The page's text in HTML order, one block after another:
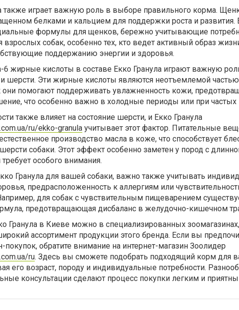
также играет важную роль в выборе правильного корма.
белками и кальцием для поддержки роста и развития.
формулы для щенков, бережно учитывающие
собак, особенно тех, кто ведет активный образ
поддержанию энергии и здоровья.
6 жирные кислоты в составе Екко Гранула играют важную
шерсти. Эти жирные кислоты являются неотъемлемой
они помогают поддерживать увлажненность кожи,
что особенно важно в холодные периоды или при частых
также влияет на состояние шерсти, и Екко Гранула
ru/ekko-granula учитывает этот фактор. Питательные
производство масла в коже, что способствует
собаки. Этот эффект особенно заметен у пород с
требует особого внимания.
Гранула для вашей собаки, важно также учитывать
предрасположенность к аллергиям или
для собак с чувствительным пищеварением
предотвращающая дисбаланс в желудочно-кишечном
Гранула в Киеве можно в специализированных
ассортимент продукции этого бренда. Если вы
покупок, обратите внимание на интернет-магазин Зоолидер
ru. Здесь вы сможете подобрать подходящий корм для
его возраст, породу и индивидуальные потребности.
консультации сделают процесс покупки легким и